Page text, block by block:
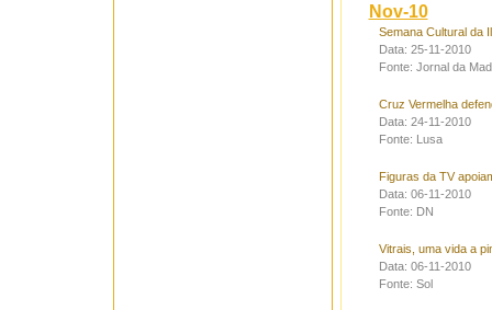
Nov-10
Semana Cultural da
Data: 25-11-2010
Fonte: Jornal da
Cruz Vermelha
Data: 24-11-2010
Fonte: Lusa
Figuras da TV
Data: 06-11-2010
Fonte: DN
Vitrais, uma vida a
Data: 06-11-2010
Fonte: Sol